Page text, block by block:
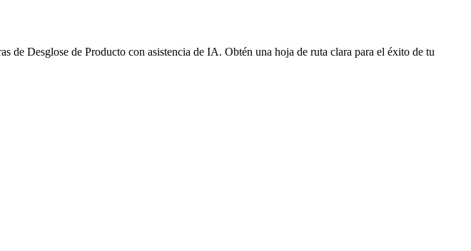
de Desglose de Producto con asistencia de IA. Obtén una hoja de ruta clara para el éxito de tu